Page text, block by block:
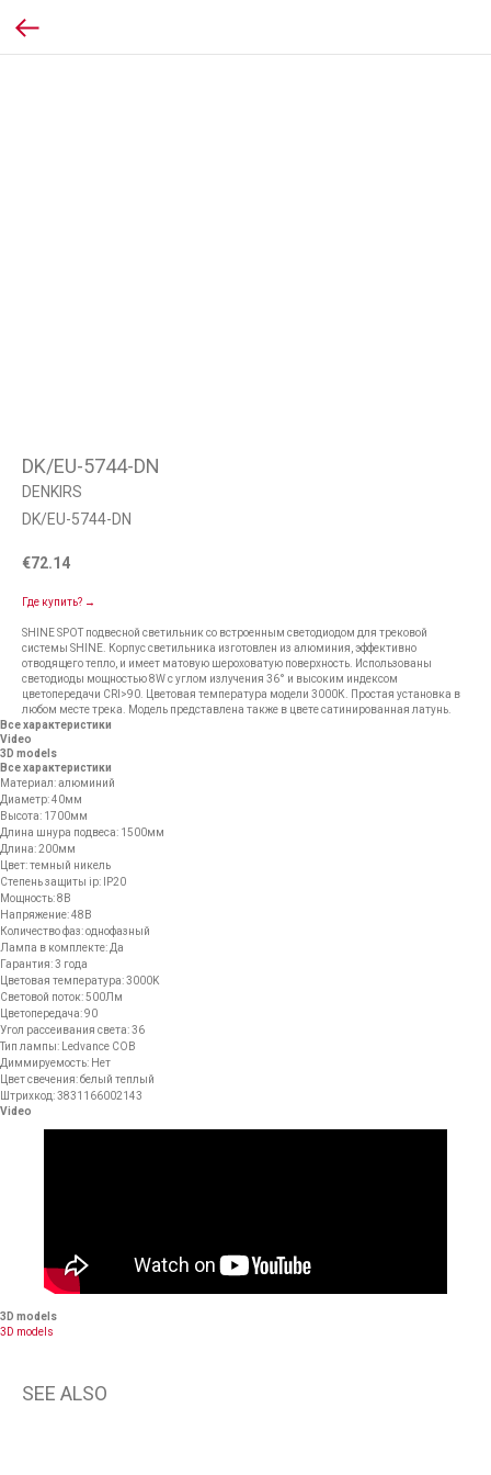
DK/EU-5744-DN
DENKIRS
DK/EU-5744-DN
€72.14
Где купить? →
SHINE SPOT подвесной светильник со встроенным светодиодом для трековой
системы SHINE. Корпус светильника изготовлен из алюминия, эффективно
отводящего тепло, и имеет матовую шероховатую поверхность. Использованы
светодиоды мощностью 8W с углом излучения 36° и высоким индексом
цветопередачи CRI>90. Цветовая температура модели 3000К. Простая установка в
любом месте трека. Модель представлена также в цвете сатинированная латунь.
Все характеристики
Video
3D models
Все характеристики
Материал: алюминий
Диаметр: 40мм
Высота: 1700мм
Длина шнура подвеса: 1500мм
Длина: 200мм
Цвет: темный никель
Степень защиты ip: IP20
Мощность: 8В
Напряжение: 48В
Количество фаз: однофазный
Лампа в комплекте: Да
Гарантия: 3 года
Цветовая температура: 3000K
Световой поток: 500Лм
Цветопередача: 90
Угол рассеивания света: 36
Тип лампы: Ledvance COB
Диммируемость: Нет
Цвет свечения: белый теплый
Штрихкод: 3831166002143
Video
3D models
3D models
SEE ALSO